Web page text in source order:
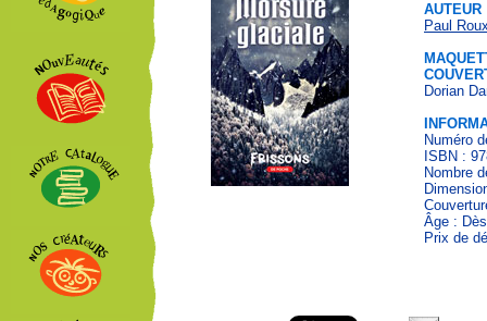
AUTEUR
Paul
Dorian
Numéro
ISBN :
Nombre
Âge :
Prix de